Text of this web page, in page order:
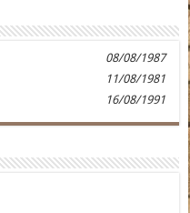
08/08/1987
11/08/1981
16/08/1991